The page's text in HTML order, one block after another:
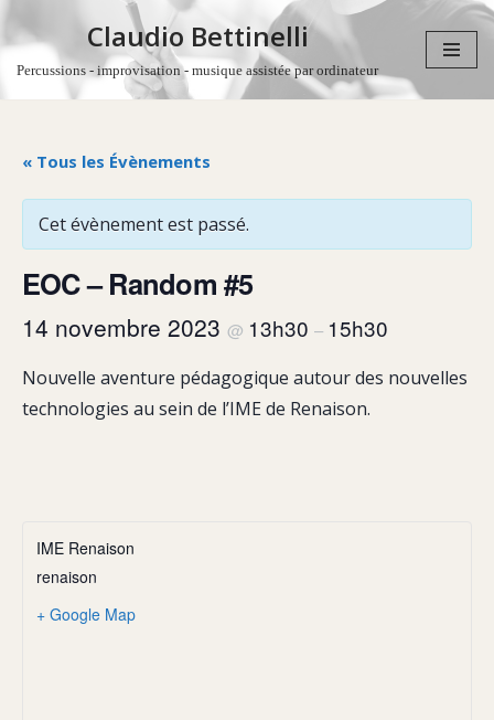
Aller
Claudio Bettinelli
Percussions - improvisation - musique assistée par ordinateur
« Tous les Évènements
Cet évènement est passé.
EOC – Random #5
14 novembre 2023 @ 13h30 – 15h30
Nouvelle aventure pédagogique autour des nouvelles
technologies au sein de l’IME de Renaison.
IME Renaison
renaison
+ Google Map